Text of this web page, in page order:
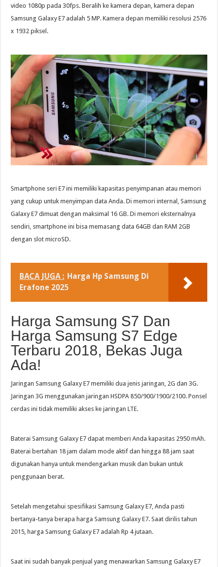
video 1080p pada 30fps. Beralih ke kamera depan, kamera depan
Samsung Galaxy E7 adalah 5 MP. Kamera depan memiliki resolusi 2576
x 1932 piksel.
Smartphone seri E7 ini memiliki kapasitas penyimpanan atau memori
yang cukup untuk menyimpan data Anda. Di memori internal, Samsung
Galaxy E7 dimuat dengan maksimal 16 GB. Di memori eksternalnya
sendiri, smartphone ini bisa memasang data 64GB dan RAM 2GB
dengan slot microSD.
BACA JUGA : Harga Hp Samsung Di
Erafone 2025
Harga Samsung S7 Dan
Harga Samsung S7 Edge
Terbaru 2018, Bekas Juga
Ada!
Jaringan Samsung Galaxy E7 memiliki dua jenis jaringan, 2G dan 3G.
Jaringan 3G menggunakan jaringan HSDPA 850/900/1900/2100. Ponsel
cerdas ini tidak memiliki akses ke jaringan LTE.
Baterai Samsung Galaxy E7 dapat memberi Anda kapasitas 2950 mAh.
Baterai bertahan 18 jam dalam mode aktif dan hingga 88 jam saat
digunakan hanya untuk mendengarkan musik dan bukan untuk
penggunaan berat.
Setelah mengetahui spesifikasi Samsung Galaxy E7, Anda pasti
bertanya-tanya berapa harga Samsung Galaxy E7. Saat dirilis tahun
2015, harga Samsung Galaxy E7 adalah Rp 4 jutaan.
Saat ini sudah banyak penjual yang menawarkan Samsung Galaxy E7